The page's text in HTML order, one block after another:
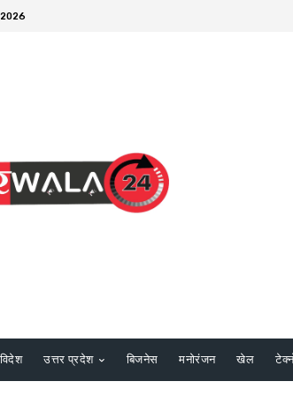
विदेश उत्तर प्रदेश बिजनेस मनोरंजन खेल